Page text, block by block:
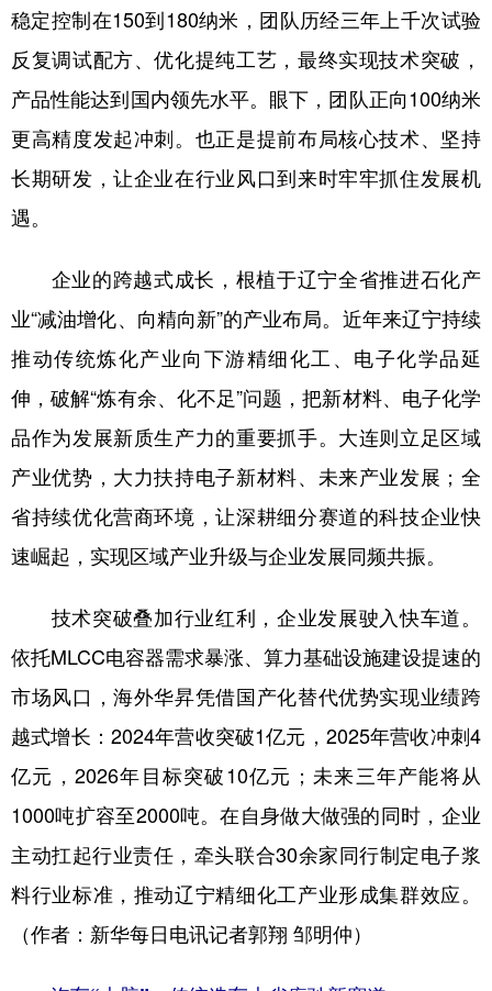
稳定控制在150到180纳米，团队历经三年上千次试验
反复调试配方、优化提纯工艺，最终实现技术突破，
产品性能达到国内领先水平。眼下，团队正向100纳米
更高精度发起冲刺。也正是提前布局核心技术、坚持
长期研发，让企业在行业风口到来时牢牢抓住发展机
遇。
企业的跨越式成长，根植于辽宁全省推进石化产
业“减油增化、向精向新”的产业布局。近年来辽宁持续
推动传统炼化产业向下游精细化工、电子化学品延
伸，破解“炼有余、化不足”问题，把新材料、电子化学
品作为发展新质生产力的重要抓手。大连则立足区域
产业优势，大力扶持电子新材料、未来产业发展；全
省持续优化营商环境，让深耕细分赛道的科技企业快
速崛起，实现区域产业升级与企业发展同频共振。
技术突破叠加行业红利，企业发展驶入快车道。
依托MLCC电容器需求暴涨、算力基础设施建设提速的
市场风口，海外华昇凭借国产化替代优势实现业绩跨
越式增长：2024年营收突破1亿元，2025年营收冲刺4
亿元，2026年目标突破10亿元；未来三年产能将从
1000吨扩容至2000吨。在自身做大做强的同时，企业
主动扛起行业责任，牵头联合30余家同行制定电子浆
料行业标准，推动辽宁精细化工产业形成集群效应。
（作者：新华每日电讯记者郭翔 邹明仲）